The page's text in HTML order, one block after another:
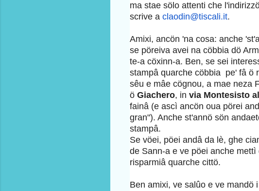
ma stae sölo attenti che
scrive a claodin@tiscali.it.
Amixi, ancön 'na cosa: anche
se pöreiva avei na cöbbia dö
te-a cöxinn-a. Ben, se sei
stampâ quarche cöbbia pe' fâ ö
sêu e mâe cögnou, a mae neza
ö Giachero, in via Montesisto
fainâ (e ascì ancön oua pörei
gran"). Anche st'annö sön
stampâ.
Se vöei, pöei andâ da lè, ghe
de Sann-a e ve pöei anche
risparmiâ quarche cittö.
Ben amixi, ve salûo e ve mandö